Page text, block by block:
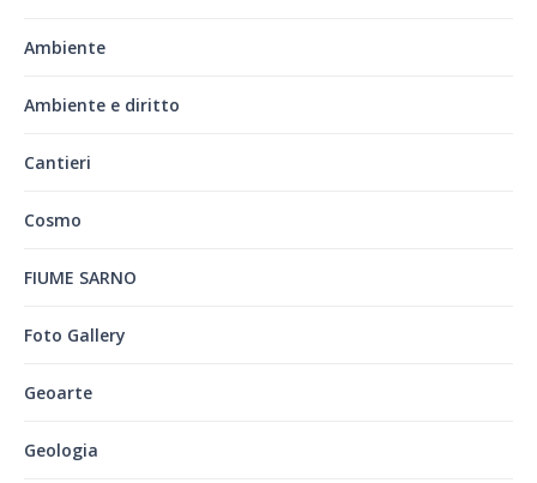
Ambiente
Ambiente e diritto
Cantieri
Cosmo
FIUME SARNO
Foto Gallery
Geoarte
Geologia